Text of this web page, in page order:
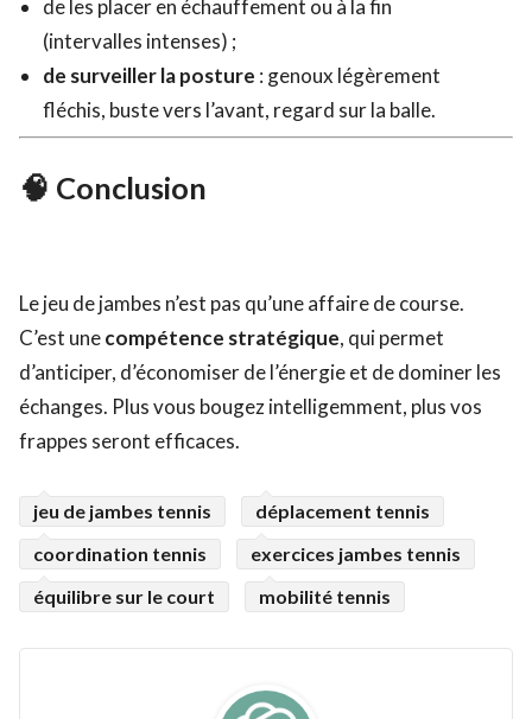
de les placer en échauffement ou à la fin
(intervalles intenses) ;
de surveiller la posture : genoux légèrement
fléchis, buste vers l’avant, regard sur la balle.
🧠 Conclusion
Le jeu de jambes n’est pas qu’une affaire de course.
C’est unecompétence stratégique, qui permet
d’anticiper, d’économiser de l’énergie et de dominer les
échanges. Plus vous bougez intelligemment, plus vos
frappes seront efficaces.
jeu de jambes tennis
déplacement tennis
coordination tennis
exercices jambes tennis
équilibre sur le court
mobilité tennis